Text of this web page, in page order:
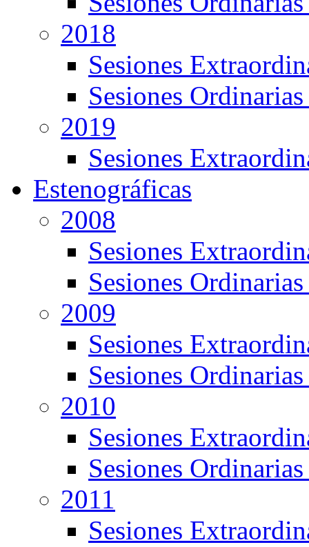
2018
Sesiones
Sesiones
2019
Sesiones
Estenográficas
2008
Sesiones
Sesiones
2009
Sesiones
Sesiones
2010
Sesiones
Sesiones
2011
Sesiones